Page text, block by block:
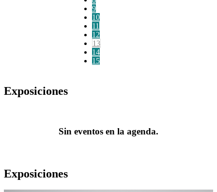
9
10
11
12
13
14
15
Exposiciones
Sin eventos en la agenda.
Exposiciones